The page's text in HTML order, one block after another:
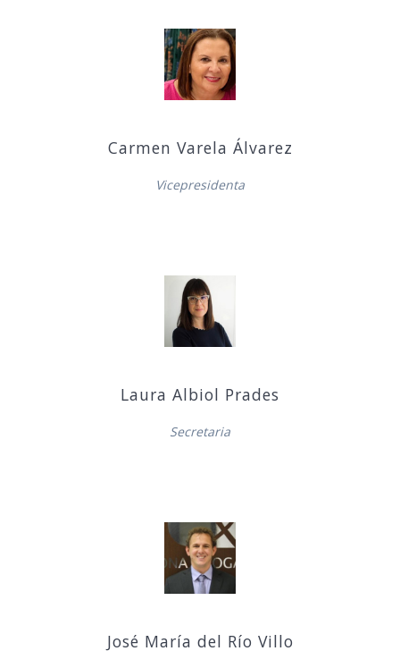
Carmen Varela Álvarez
Vicepresidenta
Laura Albiol Prades
Secretaria
José María del Río Villo